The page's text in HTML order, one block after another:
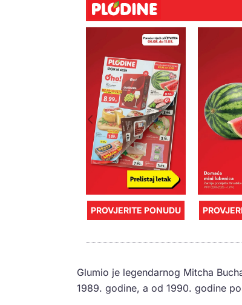
PROVJERITE PONUDU
Glumio je legendarnog Mitcha
1989. godine, a od 1990. godine